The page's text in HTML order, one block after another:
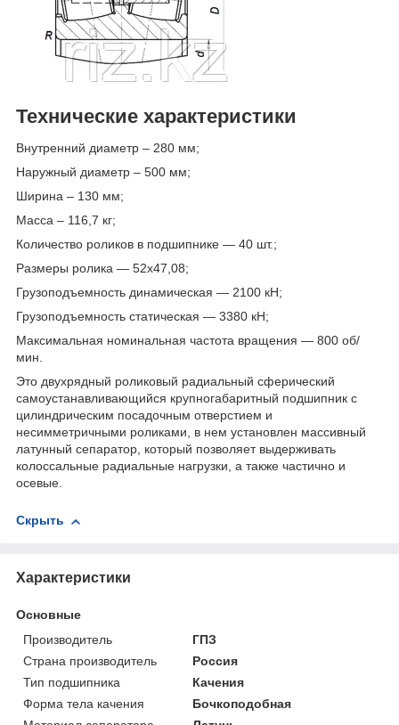
Технические характеристики
Внутренний диаметр – 280 мм;
Наружный диаметр – 500 мм;
Ширина – 130 мм;
Масса – 116,7 кг;
Количество роликов в подшипнике — 40 шт.;
Размеры ролика — 52х47,08;
Грузоподъемность динамическая — 2100 кН;
Грузоподъемность статическая — 3380 кН;
Максимальная номинальная частота вращения — 800 об/
мин.
Это двухрядный роликовый радиальный сферический
самоустанавливающийся крупногабаритный подшипник с
цилиндрическим посадочным отверстием и
несимметричными роликами, в нем установлен массивный
латунный сепаратор, который позволяет выдерживать
колоссальные радиальные нагрузки, а также частично и
осевые.
Скрыть
Характеристики
Основные
Производитель
ГПЗ
Страна производитель
Россия
Тип подшипника
Качения
Форма тела качения
Бочкоподобная